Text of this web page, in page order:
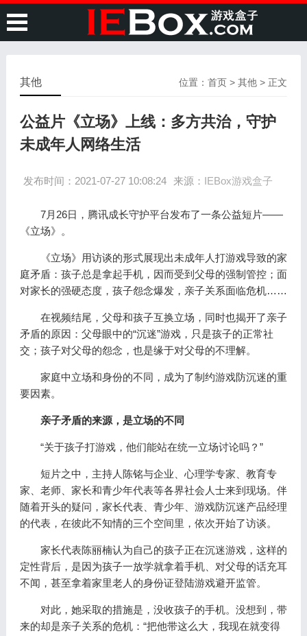
位置：首页 >其他 > 正文
其他
公益片《立场》上线：多方共治，守护
未成年人网络生活
发布时间：2021-07-27 10:08:24 来源： IEBox游戏盒子
7月26日，腾讯成长守护平台发布了一条公益短片——
《立场》。
《立场》用访谈的形式展现出未成年人打游戏导致的家
庭矛盾：孩子总是拿起手机，因而受到父母的强制管控；面
对家长的强硬态度，孩子怨念爆发，亲子关系面临危机……
在视频结尾，父母和孩子互换立场，同时也揭开了亲子
矛盾的原因：父母眼中的“沉迷”游戏，只是孩子的正常社
交；孩子对父母的怨念，也是缘于对父母的不理解。
家庭中立场和身份的不同，成为了制约游戏防沉迷的重
要因素。
亲子矛盾的来源，是立场的不同
“关于孩子打游戏，他们能站在统一立场讨论吗？”
短片之中，主持人陈铭与企业、心理学专家、教育专
家、老师、家长和青少年代表等各界社会人士来到现场。伴
随着开头的疑问，家长代表、青少年、游戏防沉迷产品经理
的代表，在彼此不知情的三个空间里，依次开始了访谈。
家长代表陈丽楠认为自己的孩子正在沉迷游戏，这样的
定性背后，是因为孩子一放学就拿着手机、对父母的话充耳
不闻，甚至拿着家里老人的身份证登陆游戏避开监管。
对此，她采取的措施是，没收孩子的手机。没想到，带
来的却是亲子关系的危机：“把他带这么大，我现在就变得